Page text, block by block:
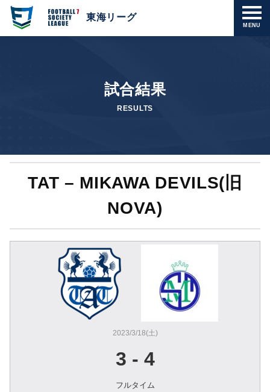
MENU
東海リーグ
試合結果
RESULTS
TAT – MIKAWA DEVILS(旧
NOVA)
2023/3/18(土)
3 - 4
フルタイム